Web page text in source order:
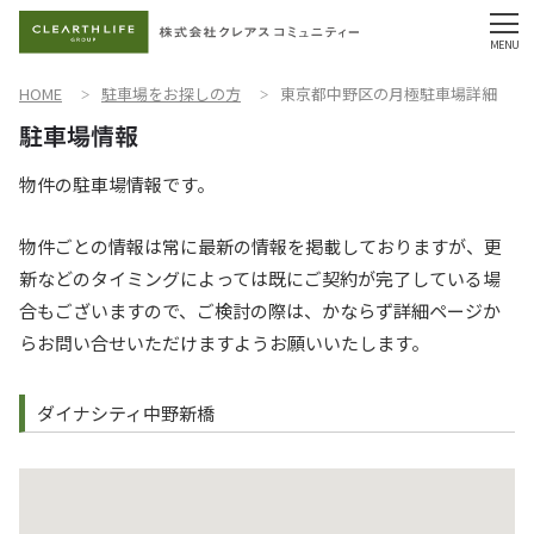
HOME 駐車場をお探しの方 東京都中野区の月極駐車場詳細
物件の駐車場情報です。
物件ごとの情報は常に最新の情報を掲載しておりますが、更
新などのタイミングによっては既にご契約が完了している場
合もございますので、ご検討の際は、かならず詳細ページか
らお問い合せいただけますようお願いいたします。
ダイナシティ中野新橋